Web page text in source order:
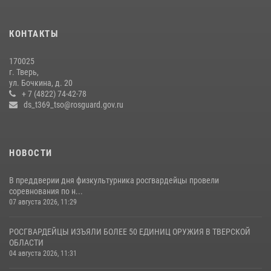
(видео)
Росгвардейцы оказали помощь водителю на дороге в городе Кашин
22 июля 2026, 08:35
КОНТАКТЫ
170025
г. Тверь,
ул. Бочкина, д. 20
+ 7 (4822) 74-42-78
ds_t369_tso@rosguard.gov.ru
НОВОСТИ
В преддверии дня физкультурника росгвардейцы провели
соревнования по н...
07 августа 2026, 11:29
РОСГВАРДЕЙЦЫ ИЗЪЯЛИ БОЛЕЕ 50 ЕДИНИЦ ОРУЖИЯ В ТВЕРСКОЙ
ОБЛАСТИ
04 августа 2026, 11:31